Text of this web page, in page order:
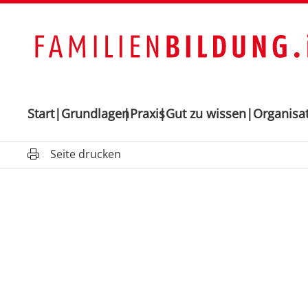
Start GrundlagenPraxisGut zu wissen
Seite drucken